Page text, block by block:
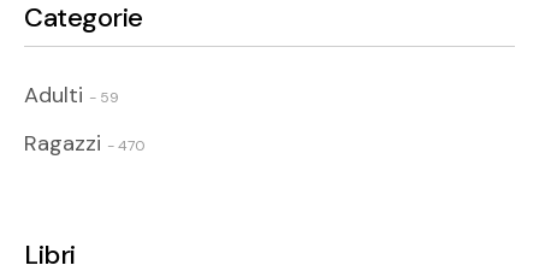
Categorie
Adulti - 59
Ragazzi - 470
Libri